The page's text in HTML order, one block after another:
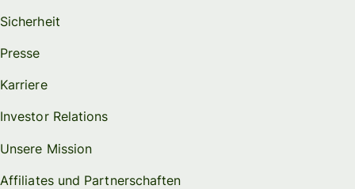
Sicherheit
Presse
Karriere
Investor Relations
Unsere Mission
Affiliates und Partnerschaften